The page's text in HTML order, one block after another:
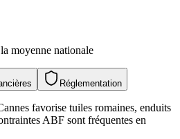
moyenne nationale
Réglementation
favorise tuiles romaines, enduits
ABF sont fréquentes en